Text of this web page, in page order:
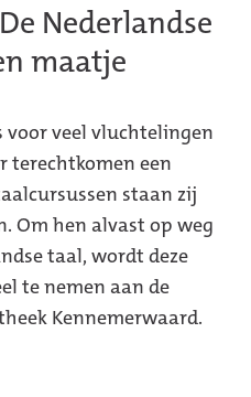
Nederlandse
maatje
voor veel vluchtelingen
terechtkomen een
staan zij
Om hen alvast op weg
taal, wordt deze
te nemen aan de
Kennemerwaard.